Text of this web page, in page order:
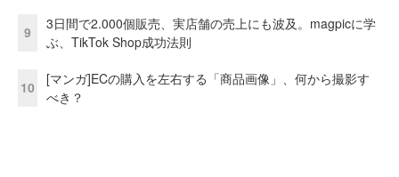
9
3日間で2.000個販売、実店舗の売上にも波及。magpicに学
ぶ、TikTok Shop成功法則
10
[マンガ]ECの購入を左右する「商品画像」、何から撮影す
べき？